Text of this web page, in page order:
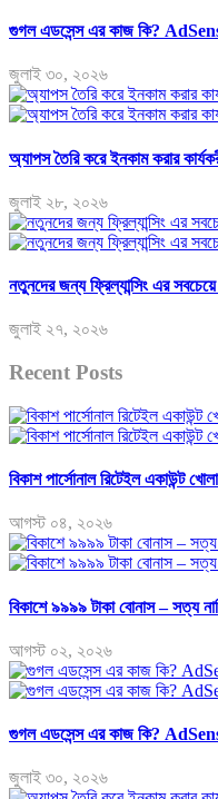
গুগল এডসেন্স এর কাজ কি?
জুলাই ৩০, ২০২৬
অ্যাপস তৈরি করে ইনকাম করার
জুলাই ২৮, ২০২৬
নতুনদের জন্য ফ্রিল্যান্সিং এর
জুলাই ২৭, ২০২৬
Recent Posts
বিকাশ পার্সোনাল রিটেইল একাউন্ট
আগস্ট ০৪, ২০২৬
বিকাশে ৯৯৯৯ টাকা বোনাস – সত্য
আগস্ট ০২, ২০২৬
গুগল এডসেন্স এর কাজ কি?
জুলাই ৩০, ২০২৬